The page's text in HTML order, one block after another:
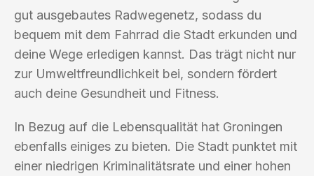
gut ausgebautes Radwegenetz, sodass du
bequem mit dem Fahrrad die Stadt erkunden und
deine Wege erledigen kannst. Das trägt nicht nur
zur Umweltfreundlichkeit bei, sondern fördert
auch deine Gesundheit und Fitness.
In Bezug auf die Lebensqualität hat Groningen
ebenfalls einiges zu bieten. Die Stadt punktet mit
einer niedrigen Kriminalitätsrate und einer hohen